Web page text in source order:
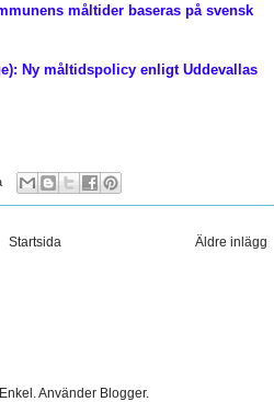
måltider baseras på svensk
Ny måltidspolicy enligt Uddevallas
Äldre inlägg
Startsida
Använder Blogger.